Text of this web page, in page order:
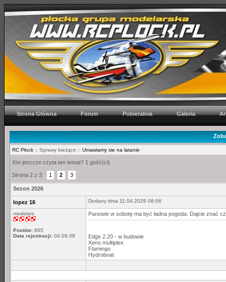
Strona Główna Forum Pobieralnia Galeria
RC Płock :: Sprawy bieżące :: Umawiamy sie na latanie
Kto jeszcze czyta ten temat? 1 gość(ci)
Strona 2 z 3: 1 2 3
Sezon 2026
lopez 16 Dodany dnia 11.04.2026 08:06
modelarz
Postów: 665
Data rejestracji: 04.09.08
Panowie w sobotę ma być ładna pogoda. Dajcie znać
Edge 2.20 - w budowie
Xeno multiplex
Flamingo
Hydroboat